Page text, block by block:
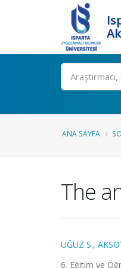
Ara
ANA SAYFA
The
UĞUZ S.,
6. Eğitim ve